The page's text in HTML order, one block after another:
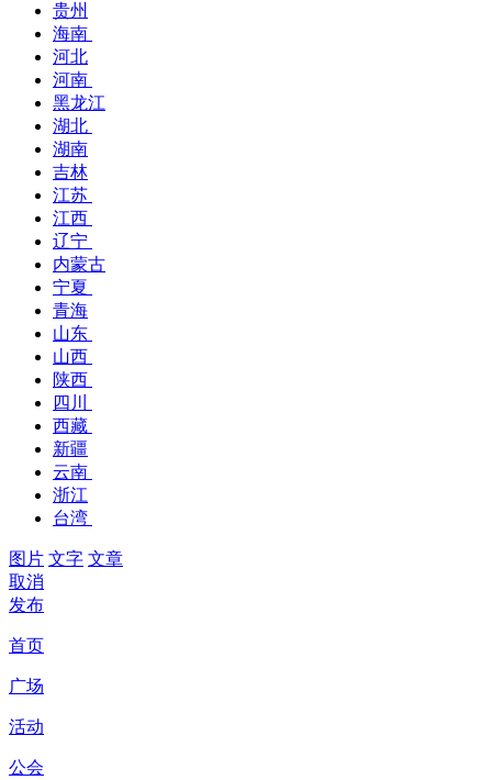
贵州
海南
河北
河南
黑龙江
湖北
湖南
吉林
江苏
江西
辽宁
内蒙古
宁夏
青海
山东
山西
陕西
四川
西藏
新疆
云南
浙江
台湾
图片 文字 文章
取消
发布
首页
广场
活动
公会